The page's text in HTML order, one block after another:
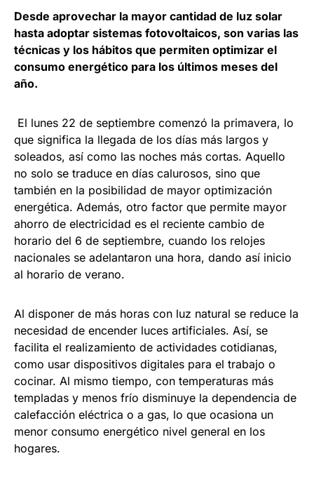
Desde aprovechar la mayor cantidad de luz solar
hasta adoptar sistemas fotovoltaicos, son varias las
técnicas y los hábitos que permiten optimizar el
consumo energético para los últimos meses del
año.
El lunes 22 de septiembre comenzó la primavera, lo
que significa la llegada de los días más largos y
soleados, así como las noches más cortas. Aquello
no solo se traduce en días calurosos, sino que
también en la posibilidad de mayor optimización
energética. Además, otro factor que permite mayor
ahorro de electricidad es el reciente cambio de
horario del 6 de septiembre, cuando los relojes
nacionales se adelantaron una hora, dando así inicio
al horario de verano.
Al disponer de más horas con luz natural se reduce la
necesidad de encender luces artificiales. Así, se
facilita el realizamiento de actividades cotidianas,
como usar dispositivos digitales para el trabajo o
cocinar. Al mismo tiempo, con temperaturas más
templadas y menos frío disminuye la dependencia de
calefacción eléctrica o a gas, lo que ocasiona un
menor consumo energético nivel general en los
hogares.